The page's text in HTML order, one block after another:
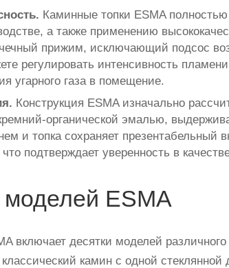
Каминные топки ESMA
а также применению
прижим, исключающий подсос
регулировать интенсивность
угарного газа в помещение.
Конструкция ESMA изначально
органической эмалью,
и топка сохраняет
подтверждает уверенность в
ESMA
включает десятки моделей
камин с одной